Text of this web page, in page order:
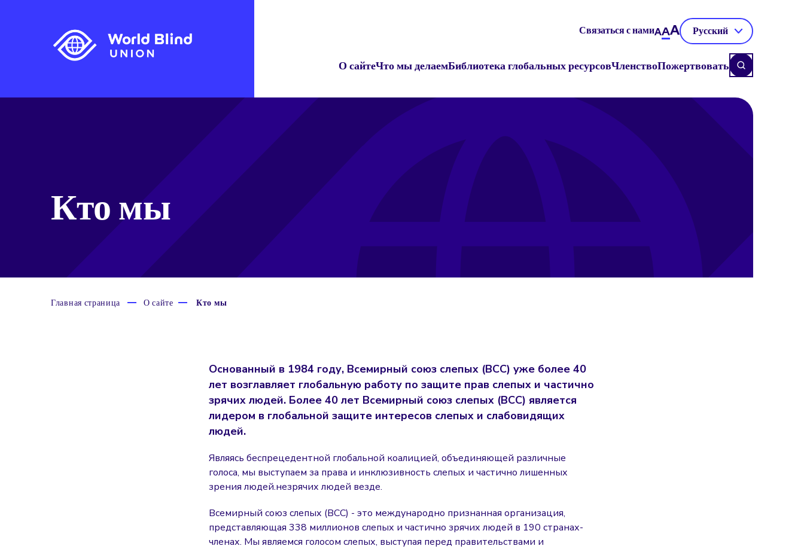
Связаться с намиAAA Русский
О сайтеЧто мы делаемБиблиотека глобальных ресурсовЧленствоПожертвовать
Кто мы
Главная страница О сайте Кто мы
Основанный в 1984 году, Всемирный союз слепых (ВСС) уже более 40
лет возглавляет глобальную работу по защите прав слепых и частично
зрячих людей. Более 40 лет Всемирный союз слепых (ВСС) является
лидером в глобальной защите интересов слепых и слабовидящих
людей.
Являясь беспрецедентной глобальной коалицией, объединяющей различные
голоса, мы выступаем за права и инклюзивность слепых и частично лишенных
зрения людей.незрячих людей везде.
Всемирный союз слепых (ВСС) - это международно признанная организация,
представляющая 338 миллионов слепых и частично зрячих людей в 190 странах-
членах. Мы являемся голосом слепых, выступая перед правительствами и